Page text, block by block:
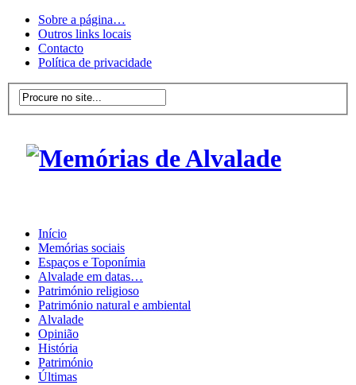
Sobre a página…
Outros links locais
Contacto
Política de privacidade
Início
Memórias sociais
Espaços e Toponímia
Alvalade em datas…
Património religioso
Património natural e ambiental
Alvalade
Opinião
História
Património
Últimas